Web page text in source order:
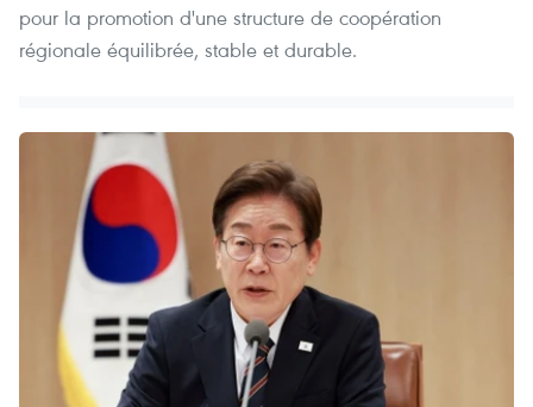
pour la promotion d'une structure de coopération
régionale équilibrée, stable et durable.